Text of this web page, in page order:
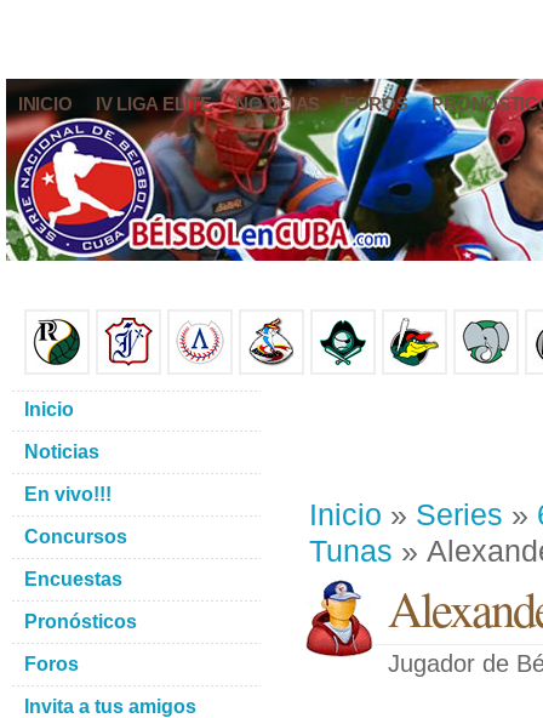
INICIO IV LIGA ELITE NOTICIAS FOROS
Inicio » Series »
Tunas »
Jugador de
Inicio
Noticias
En vivo!!!
Concursos
Encuestas
Pronósticos
Foros
Invita a tus amigos